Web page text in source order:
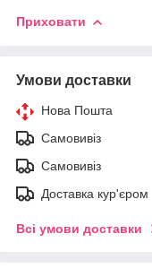
Приховати
Умови доставки
Нова Пошта
Самовивіз
Самовивіз
Доставка кур'єром
Всі умови доставки